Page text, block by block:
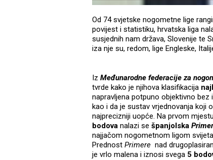
Od 74 svjetske nogometne lige
povijest i statistiku, hrvatska liga
susjednih nam država, Slovenije te
iza nje su, redom, lige Engleske,
Iz Međunarodne federacije za
tvrde kako je njihova klasifikacija
napravljena potpuno objektivno bez
kao i da je sustav vrjednovanja koji
najprecizniji uopće. Na prvom
bodova nalazi se španjolska
najjačom nogometnom ligom
Prednost Primere nad
je vrlo malena i iznosi svega 5